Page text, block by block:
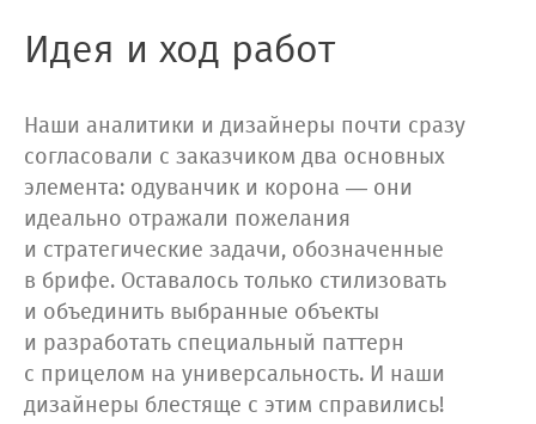
Идея и ход работ
Наши аналитики и дизайнеры почти сразу
согласовали с заказчиком два основных
элемента: одуванчик и корона — они
идеально отражали пожелания
и стратегические задачи, обозначенные
в брифе. Оставалось только стилизовать
и объединить выбранные объекты
и разработать специальный паттерн
с прицелом на универсальность. И наши
дизайнеры блестяще с этим справились!